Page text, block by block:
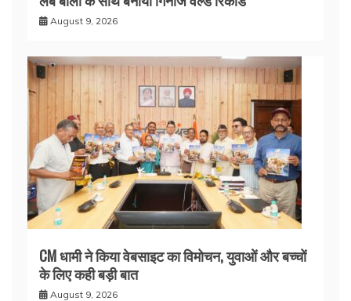
August 9, 2026
CM धामी ने किया वेबसाइट का विमोचन, युवाओं और बच्चों
के लिए कही बड़ी बात
August 9, 2026